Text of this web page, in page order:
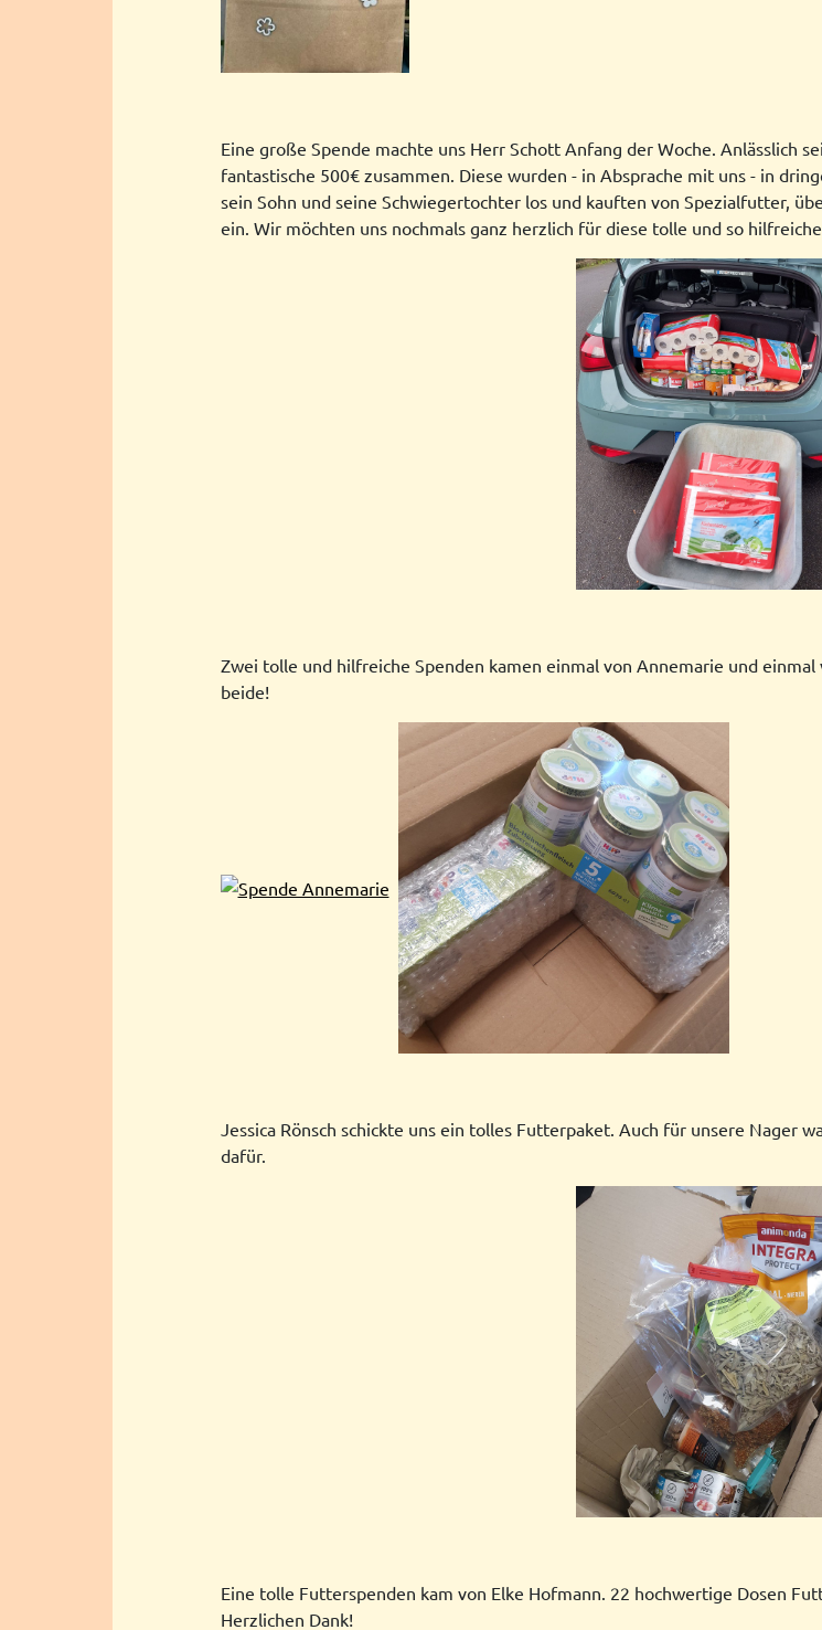
Eine große Spende machte uns Herr Schott Anfang der Woche. Anlässlich
fantastische 500€ zusammen. Diese wurden - in Absprache mit uns - in
sein Sohn und seine Schwiegertochter los und kauften von Spezialfutter,
ein. Wir möchten uns nochmals ganz herzlich für diese tolle und so
Zwei tolle und hilfreiche Spenden kamen einmal von Annemarie und einmal
beide!
Jessica Rönsch schickte uns ein tolles Futterpaket. Auch für unsere Nager
dafür.
Eine tolle Futterspenden kam von Elke Hofmann. 22 hochwertige Dosen
Herzlichen Dank!